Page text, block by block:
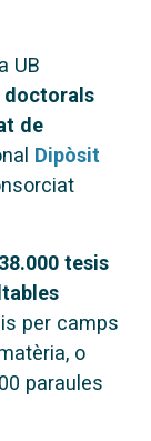
UB
doctorals
de
Dipòsit
tesis
per camps
o
paraules